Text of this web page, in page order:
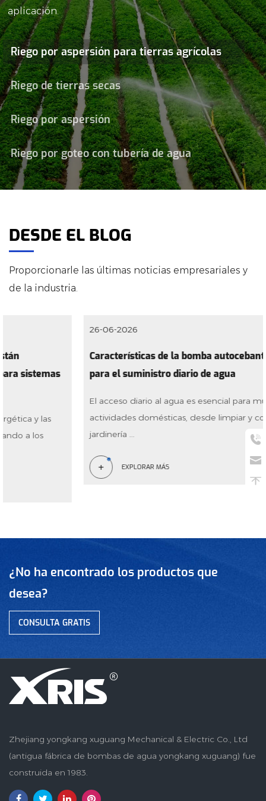
aplicación.
Riego por aspersión para tierras agrícolas
Riego de tierras secas
Riego por aspersión
Riego por goteo con tubería de agua
DESDE EL BLOG
Proporcionarle las últimas noticias empresariales y
de la industria.
Características de la bomba autocebante doméstica
para el suministro diario de agua
El acceso diario al agua es esencial para muchas
actividades domésticas, desde limpiar y cocinar hasta la
jardinería ...
¿No ha encontrado los productos que
desea?
CONSULTA GRATIS
Zhejiang yongkang xuguang Mechanical & Electric Co., Ltd
(antigua fábrica de bombas de agua yongkang xuguang) fue
construida en 1983.